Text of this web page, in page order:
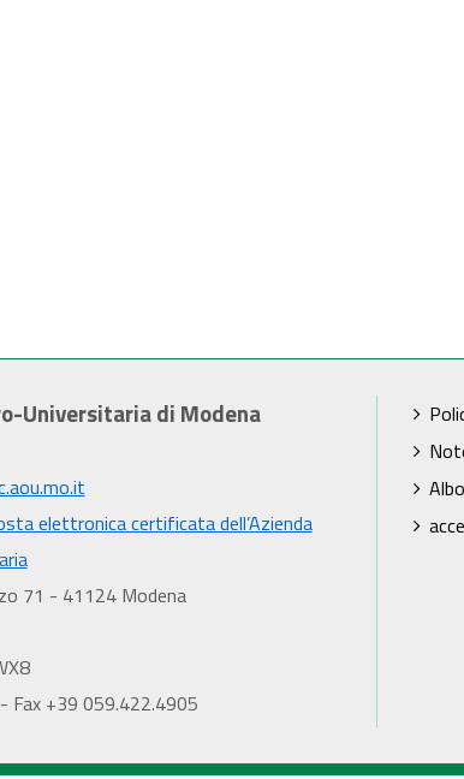
Universitaria di Modena
elettronica certificata dell’Azienda
71 - 41124 Modena
Fax +39 059.422.4905